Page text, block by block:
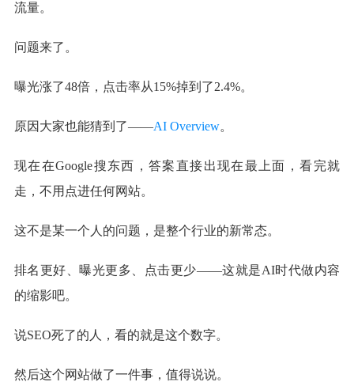
流量。
问题来了。
曝光涨了48倍，点击率从15%掉到了2.4%。
原因大家也能猜到了——AI Overview。
现在在Google搜东西，答案直接出现在最上面，看完就
走，不用点进任何网站。
这不是某一个人的问题，是整个行业的新常态。
排名更好、曝光更多、点击更少——这就是AI时代做内容
的缩影吧。
说SEO死了的人，看的就是这个数字。
然后这个网站做了一件事，值得说说。